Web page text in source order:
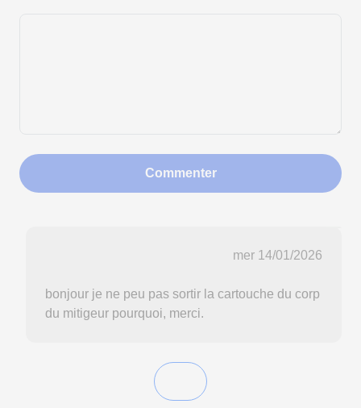
Commenter
mer 14/01/2026
bonjour je ne peu pas sortir la cartouche du corp
du mitigeur pourquoi, merci.